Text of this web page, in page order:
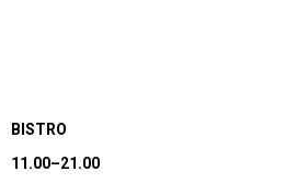
BISTRO
11.00–21.00